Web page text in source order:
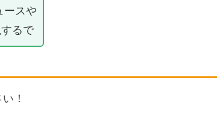
ースや
るで
！